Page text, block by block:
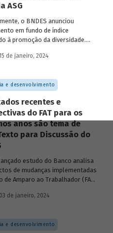
ASG
o BNDES anunciou
em fundo de índice
à promoção da diversidade.
brasileiro de ETFs e da
(ASG).
15 de janeiro, 2024
e desenvolvimento
recentes e
do FAT para os
anos são tema de
para Discussão do
estudo do Banco analisa
de mudanças implementadas
de Amparo ao Trabalhador (FAT)
a principal fonte de recursos
03 de janeiro, 2024
e desenvolvimento